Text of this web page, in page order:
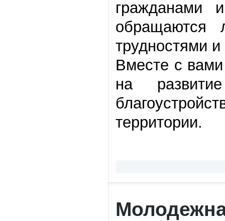
гражданами
обращаются
трудностями
Вместе с
на
территории.